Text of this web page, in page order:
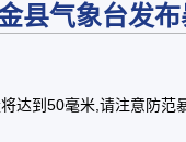
县气象台发
达到50毫米,请注意防范